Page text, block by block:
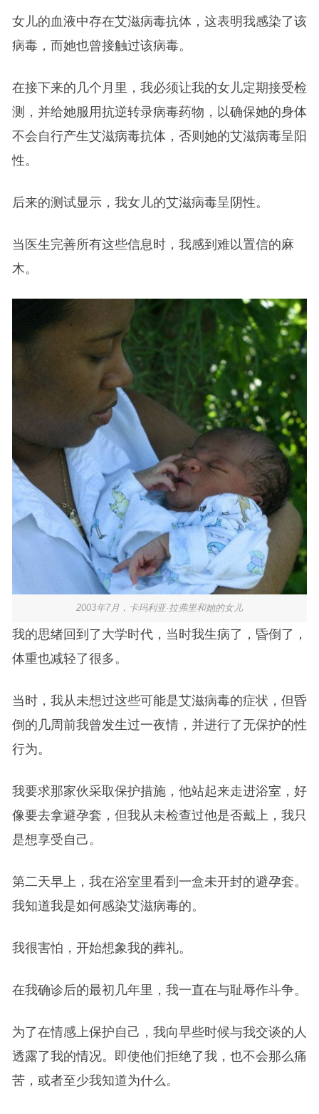
女儿的血液中存在艾滋病毒抗体，这表明我感染了该
病毒，而她也曾接触过该病毒。
在接下来的几个月里，我必须让我的女儿定期接受检
测，并给她服用抗逆转录病毒药物，以确保她的身体
不会自行产生艾滋病毒抗体，否则她的艾滋病毒呈阳
性。
后来的测试显示，我女儿的艾滋病毒呈阴性。
当医生完善所有这些信息时，我感到难以置信的麻
木。
2003年7月，卡玛利亚·拉弗里和她的女儿
我的思绪回到了大学时代，当时我生病了，昏倒了，
体重也减轻了很多。
当时，我从未想过这些可能是艾滋病毒的症状，但昏
倒的几周前我曾发生过一夜情，并进行了无保护的性
行为。
我要求那家伙采取保护措施，他站起来走进浴室，好
像要去拿避孕套，但我从未检查过他是否戴上，我只
是想享受自己。
第二天早上，我在浴室里看到一盒未开封的避孕套。
我知道我是如何感染艾滋病毒的。
我很害怕，开始想象我的葬礼。
在我确诊后的最初几年里，我一直在与耻辱作斗争。
为了在情感上保护自己，我向早些时候与我交谈的人
透露了我的情况。即使他们拒绝了我，也不会那么痛
苦，或者至少我知道为什么。